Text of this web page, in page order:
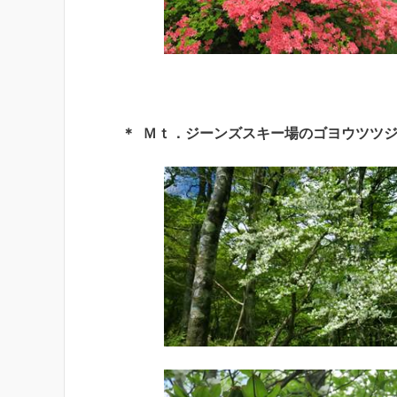
＊ Ｍｔ．ジーンズスキー場のゴヨウツツジ